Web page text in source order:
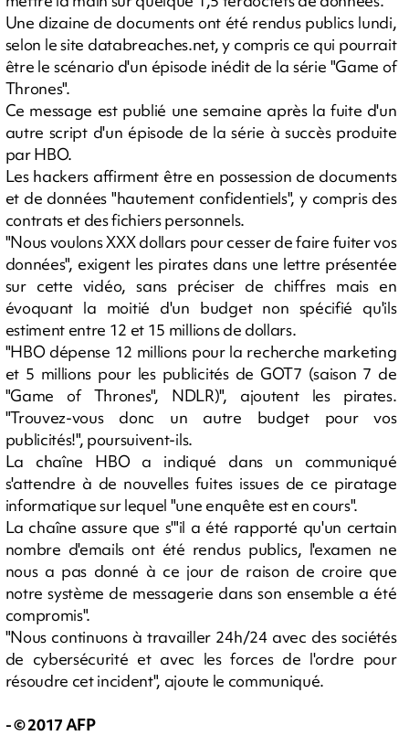
Une dizaine de documents ont été rendus publics lundi,
selon le site databreaches.net, y compris ce qui pourrait
être le scénario d'un épisode inédit de la série "Game of
Thrones".
Ce message est publié une semaine après la fuite d'un
autre script d'un épisode de la série à succès produite
par HBO.
Les hackers affirment être en possession de documents
et de données "hautement confidentiels", y compris des
contrats et des fichiers personnels.
"Nous voulons XXX dollars pour cesser de faire fuiter vos
données", exigent les pirates dans une lettre présentée
sur cette vidéo, sans préciser de chiffres mais en
évoquant la moitié d'un budget non spécifié qu'ils
estiment entre 12 et 15 millions de dollars.
"HBO dépense 12 millions pour la recherche marketing
et 5 millions pour les publicités de GOT7 (saison 7 de
"Game of Thrones", NDLR)", ajoutent les pirates.
"Trouvez-vous donc un autre budget pour vos
publicités!", poursuivent-ils.
La chaîne HBO a indiqué dans un communiqué
s'attendre à de nouvelles fuites issues de ce piratage
informatique sur lequel "une enquête est en cours".
La chaîne assure que s'"il a été rapporté qu'un certain
nombre d'emails ont été rendus publics, l'examen ne
nous a pas donné à ce jour de raison de croire que
notre système de messagerie dans son ensemble a été
compromis".
"Nous continuons à travailler 24h/24 avec des sociétés
de cybersécurité et avec les forces de l'ordre pour
résoudre cet incident", ajoute le communiqué.
- © 2017 AFP